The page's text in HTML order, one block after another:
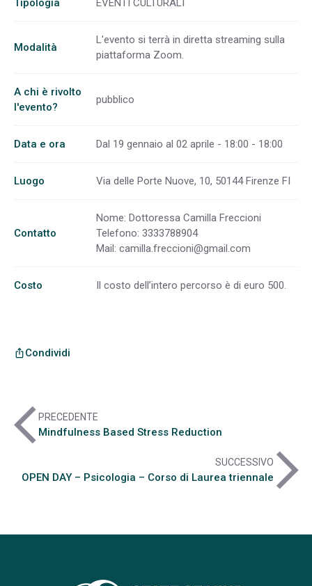
Tipologia EVENTI CULTURALI
Modalità
L'evento si terrà in diretta streaming sulla
piattaforma Zoom.
A chi è rivolto
l'evento?
pubblico
Data e ora Dal 19 gennaio al 02 aprile - 18:00 - 18:00
Luogo Via delle Porte Nuove, 10, 50144 Firenze FI
Contatto
Nome: Dottoressa Camilla Freccioni
Telefono: 3333788904
Mail: camilla.freccioni@gmail.com
Costo Il costo dell’intero percorso è di euro 500.
ios_shareCondividi
arrow_back_iosPRECEDENTE
Mindfulness Based Stress Reduction
SUCCESSIVO
OPEN DAY – Psicologia – Corso di Laurea triennalearrow_forward_ios